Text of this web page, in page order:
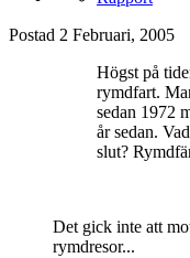
Postad 2 Februari, 2005
Högst på
rymdfart.
sedan 1972
år sedan.
slut?
Det gick inte att
rymdresor...